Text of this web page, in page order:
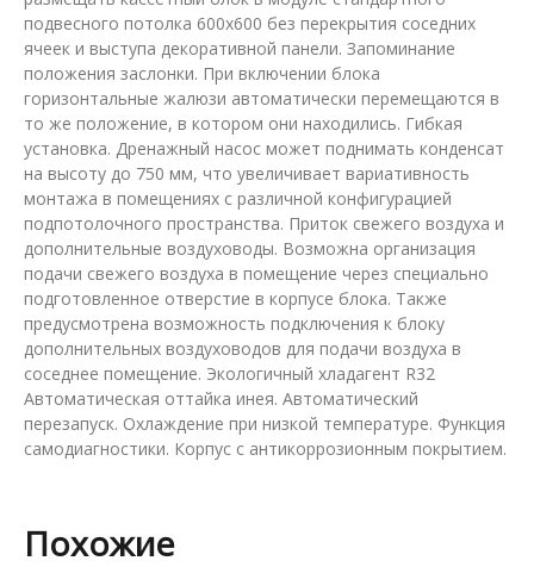
подвесного потолка 600х600 без перекрытия соседних
ячеек и выступа декоративной панели. Запоминание
положения заслонки. При включении блока
горизонтальные жалюзи автоматически перемещаются в
то же положение, в котором они находились. Гибкая
установка. Дренажный насос может поднимать конденсат
на высоту до 750 мм, что увеличивает вариативность
монтажа в помещениях с различной конфигурацией
подпотолочного пространства. Приток свежего воздуха и
дополнительные воздуховоды. Возможна организация
подачи свежего воздуха в помещение через специально
подготовленное отверстие в корпусе блока. Также
предусмотрена возможность подключения к блоку
дополнительных воздуховодов для подачи воздуха в
соседнее помещение. Экологичный хладагент R32
Автоматическая оттайка инея. Автоматический
перезапуск. Охлаждение при низкой температуре. Функция
самодиагностики. Корпус с антикоррозионным покрытием.
Похожие